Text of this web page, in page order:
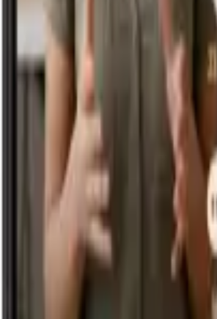
Colecciones, highlights y PDF